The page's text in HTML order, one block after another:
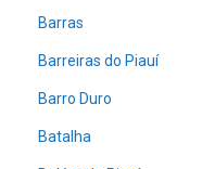
Barras
Barreiras do Piauí
Barro Duro
Batalha